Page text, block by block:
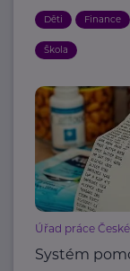
Děti Finance
Škola
Úřad práce
Systém